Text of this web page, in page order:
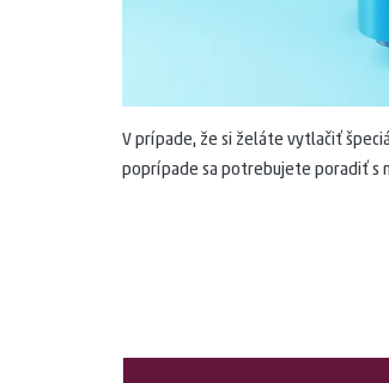
V prípade, že si želáte vytlačiť
poprípade sa potrebujete poradiť s